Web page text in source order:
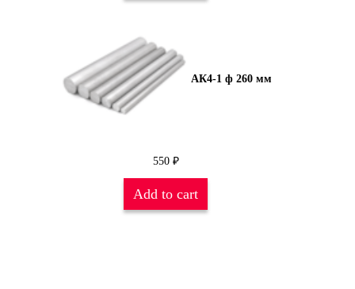
АК4-1 ф 260 мм
550 ₽
Add to cart